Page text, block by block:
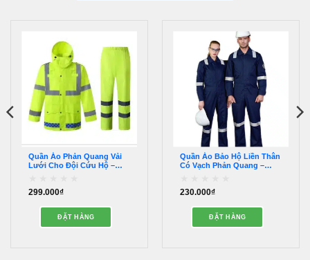
Quần Áo Phản Quang Vải
Lưới Cho Đội Cứu Hộ –
Được
299.000₫
ĐẶT HÀNG
Quần Áo Bảo Hộ Liền Thân
Có Vạch Phản Quang –
Được
230.000₫
ĐẶT HÀNG